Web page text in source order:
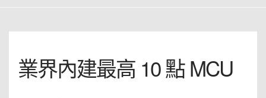
業界內建最高 10 點 MCU